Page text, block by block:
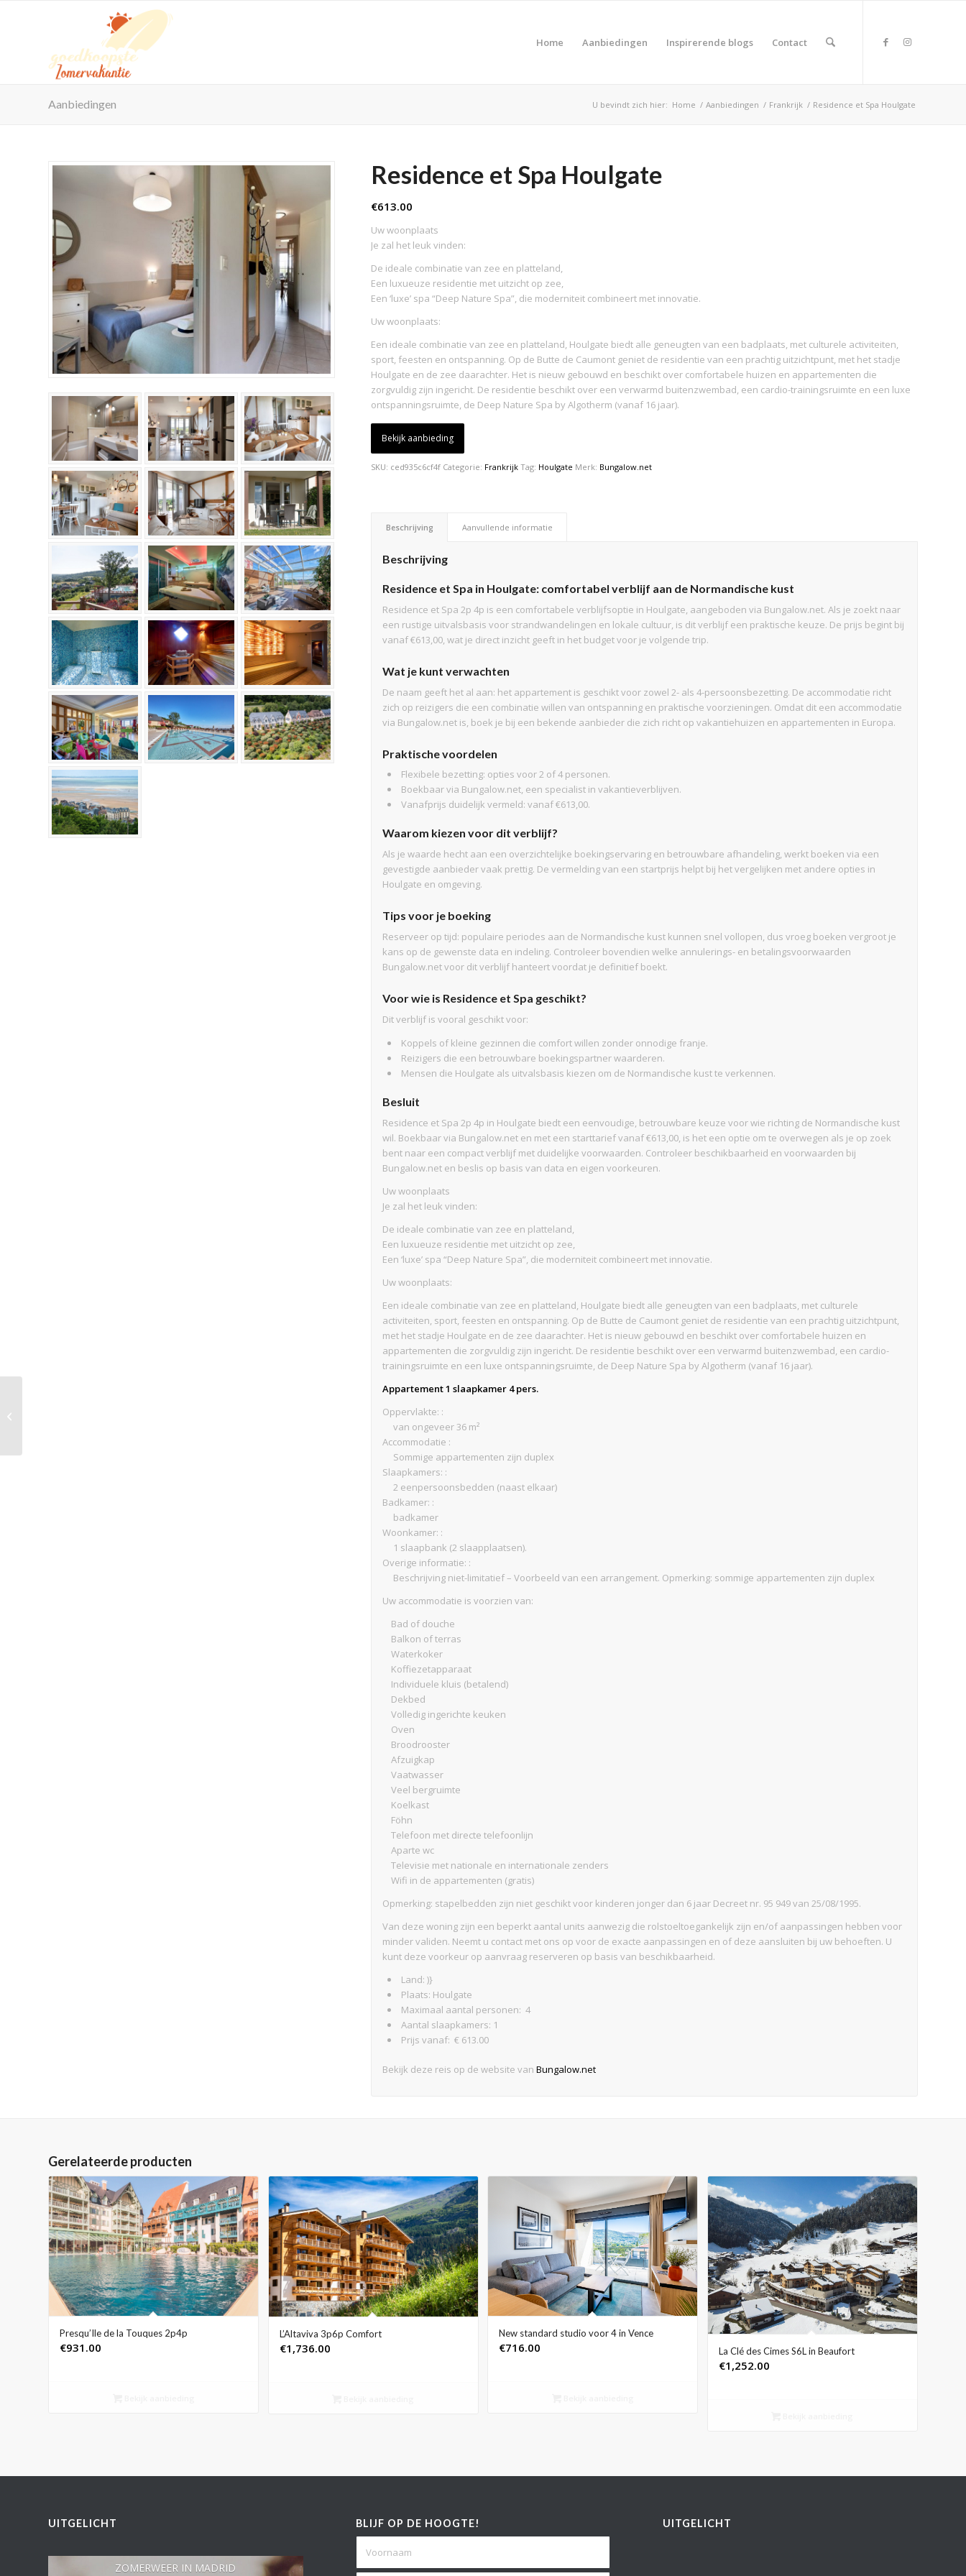
Home Aanbiedingen Inspirerende blogs Contact
Aanbiedingen U bevindt zich hier: Home / Aanbiedingen / Frankrijk / Residence et Spa Houlgate
Residence et Spa Houlgate
€613.00
Uw woonplaats
Je zal het leuk vinden:
De ideale combinatie van zee en platteland,
Een luxueuze residentie met uitzicht op zee,
Een ‘luxe’ spa “Deep Nature Spa”, die moderniteit combineert met innovatie.
Uw woonplaats:
Een ideale combinatie van zee en platteland, Houlgate biedt alle geneugten van een badplaats, met culturele activiteiten,
sport, feesten en ontspanning. Op de Butte de Caumont geniet de residentie van een prachtig uitzichtpunt, met het stadje
Houlgate en de zee daarachter. Het is nieuw gebouwd en beschikt over comfortabele huizen en appartementen die
zorgvuldig zijn ingericht. De residentie beschikt over een verwarmd buitenzwembad, een cardio-trainingsruimte en een luxe
ontspanningsruimte, de Deep Nature Spa by Algotherm (vanaf 16 jaar).
Bekijk aanbieding
SKU: ced935c6cf4f Categorie: Frankrijk Tag: Houlgate Merk: Bungalow.net
Beschrijving Aanvullende informatie
Beschrijving
Residence et Spa in Houlgate: comfortabel verblijf aan de Normandische kust
Residence et Spa 2p 4p is een comfortabele verblijfsoptie in Houlgate, aangeboden via Bungalow.net. Als je zoekt naar
een rustige uitvalsbasis voor strandwandelingen en lokale cultuur, is dit verblijf een praktische keuze. De prijs begint bij
vanaf €613,00, wat je direct inzicht geeft in het budget voor je volgende trip.
Wat je kunt verwachten
De naam geeft het al aan: het appartement is geschikt voor zowel 2- als 4-persoonsbezetting. De accommodatie richt
zich op reizigers die een combinatie willen van ontspanning en praktische voorzieningen. Omdat dit een accommodatie
via Bungalow.net is, boek je bij een bekende aanbieder die zich richt op vakantiehuizen en appartementen in Europa.
Praktische voordelen
Flexibele bezetting: opties voor 2 of 4 personen.
Boekbaar via Bungalow.net, een specialist in vakantieverblijven.
Vanafprijs duidelijk vermeld: vanaf €613,00.
Waarom kiezen voor dit verblijf?
Als je waarde hecht aan een overzichtelijke boekingservaring en betrouwbare afhandeling, werkt boeken via een
gevestigde aanbieder vaak prettig. De vermelding van een startprijs helpt bij het vergelijken met andere opties in
Houlgate en omgeving.
Tips voor je boeking
Reserveer op tijd: populaire periodes aan de Normandische kust kunnen snel vollopen, dus vroeg boeken vergroot je
kans op de gewenste data en indeling. Controleer bovendien welke annulerings- en betalingsvoorwaarden
Bungalow.net voor dit verblijf hanteert voordat je definitief boekt.
Voor wie is Residence et Spa geschikt?
Dit verblijf is vooral geschikt voor:
Koppels of kleine gezinnen die comfort willen zonder onnodige franje.
Reizigers die een betrouwbare boekingspartner waarderen.
Mensen die Houlgate als uitvalsbasis kiezen om de Normandische kust te verkennen.
Besluit
Residence et Spa 2p 4p in Houlgate biedt een eenvoudige, betrouwbare keuze voor wie richting de Normandische kust
wil. Boekbaar via Bungalow.net en met een starttarief vanaf €613,00, is het een optie om te overwegen als je op zoek
bent naar een compact verblijf met duidelijke voorwaarden. Controleer beschikbaarheid en voorwaarden bij
Bungalow.net en beslis op basis van data en eigen voorkeuren.
Uw woonplaats
Je zal het leuk vinden:
De ideale combinatie van zee en platteland,
Een luxueuze residentie met uitzicht op zee,
Een ‘luxe’ spa “Deep Nature Spa”, die moderniteit combineert met innovatie.
Uw woonplaats:
Een ideale combinatie van zee en platteland, Houlgate biedt alle geneugten van een badplaats, met culturele
activiteiten, sport, feesten en ontspanning. Op de Butte de Caumont geniet de residentie van een prachtig uitzichtpunt,
met het stadje Houlgate en de zee daarachter. Het is nieuw gebouwd en beschikt over comfortabele huizen en
appartementen die zorgvuldig zijn ingericht. De residentie beschikt over een verwarmd buitenzwembad, een cardio-
trainingsruimte en een luxe ontspanningsruimte, de Deep Nature Spa by Algotherm (vanaf 16 jaar).
Appartement 1 slaapkamer 4 pers.
Oppervlakte: :
van ongeveer 36 m²
Accommodatie :
Sommige appartementen zijn duplex
Slaapkamers: :
2 eenpersoonsbedden (naast elkaar)
Badkamer: :
badkamer
Woonkamer: :
1 slaapbank (2 slaapplaatsen).
Overige informatie: :
Beschrijving niet-limitatief – Voorbeeld van een arrangement. Opmerking: sommige appartementen zijn duplex
Uw accommodatie is voorzien van:
Bad of douche
Balkon of terras
Waterkoker
Koffiezetapparaat
Individuele kluis (betalend)
Dekbed
Volledig ingerichte keuken
Oven
Broodrooster
Afzuigkap
Vaatwasser
Veel bergruimte
Koelkast
Föhn
Telefoon met directe telefoonlijn
Aparte wc
Televisie met nationale en internationale zenders
Wifi in de appartementen (gratis)
Opmerking: stapelbedden zijn niet geschikt voor kinderen jonger dan 6 jaar Decreet nr. 95 949 van 25/08/1995.
Van deze woning zijn een beperkt aantal units aanwezig die rolstoeltoegankelijk zijn en/of aanpassingen hebben voor
minder validen. Neemt u contact met ons op voor de exacte aanpassingen en of deze aansluiten bij uw behoeften. U
kunt deze voorkeur op aanvraag reserveren op basis van beschikbaarheid.
Land: )}
Plaats: Houlgate
Maximaal aantal personen: 4
Aantal slaapkamers: 1
Prijs vanaf: € 613.00
Bekijk deze reis op de website vanBungalow.net
Gerelateerde producten
Presqu’Ile de la Touques 2p4p
€931.00
L’Altaviva 3p6p Comfort
€1,736.00
New standard studio voor 4 in Vence
€716.00 La Clé des Cimes S6L in Beaufort
€1,252.00
UITGELICHT
ZOMERWEER IN MADRID
BLIJF OP DE HOOGTE! UITGELICHT